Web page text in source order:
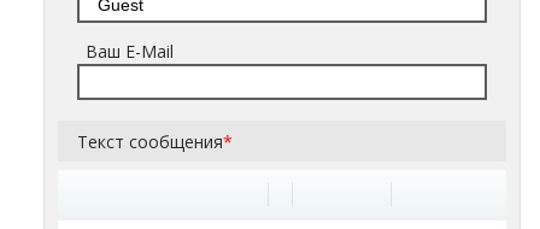
Ваш E-Mail
Текст сообщения*